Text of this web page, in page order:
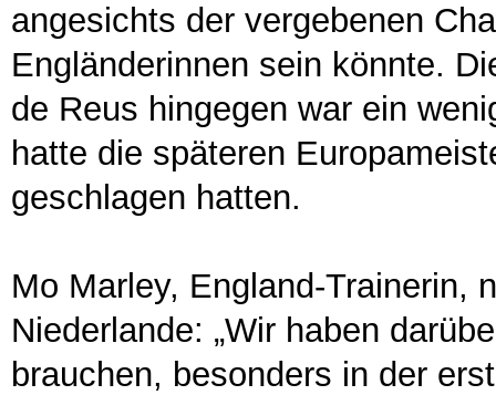
angesichts der vergebenen
Engländerinnen sein könnte.
de Reus hingegen war ein
hatte die späteren
geschlagen hatten.
Mo Marley, England-Trainerin,
Niederlande: „Wir haben
brauchen, besonders in der